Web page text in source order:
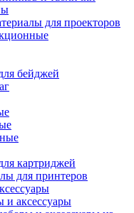
для проекторов
бейджей
картриджей
для принтеров
и аксессуары